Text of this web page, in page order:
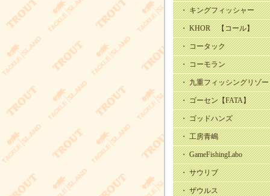
・ キングフィッシャー
・ KHOR 【コール】
・ コータック
・ コーモラン
・ 九重フィッシングリゾ
・ ゴーセン【FATA】
・ ゴッドハンズ
・ 工房青嶋
・ GameFishingLabo
・ サウリブ
・ ザウルス